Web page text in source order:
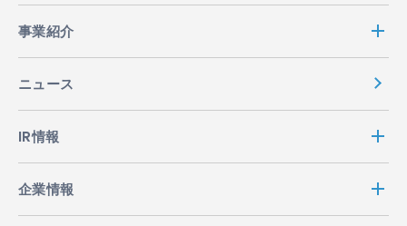
事業紹介
ニュース
IR情報
企業情報